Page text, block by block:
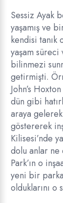
Sessiz Ayak
yaşamış ve
kendisi tanık
yaşam süreci
bilinmezi
getirmişti.
John’s
dün gibi
araya
göstererek
Kilisesi’nde
dolu anlar
Park’ın o
yeni bir parka
olduklarını